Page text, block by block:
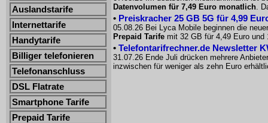
Auslandstarife
Internettarife
Handytarife
Billiger telefonieren
Telefonanschluss
DSL Flatrate
Smartphone Tarife
Prepaid Tarife
Datenvolumen für 7,49 Euro monatlich.
• Preiskracher 25 GB 5G für 4,99
05.08.26 Bei Lyca Mobile beginnen die
Prepaid Tarife mit 32 GB für 4,49 Euro
• Telefontarifrechner.de Newsletter
31.07.26 Ende Juli drücken mehrere
inzwischen für weniger als zehn Euro